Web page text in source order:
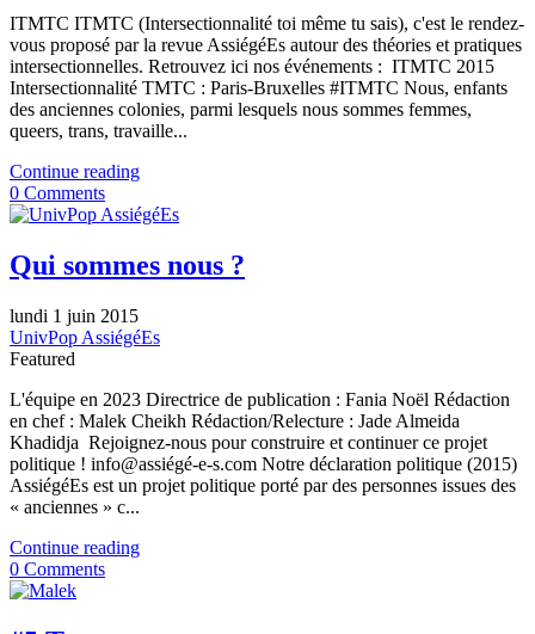
ITMTC ITMTC (Intersectionnalité toi même tu sais), c'est le rendez-
vous proposé par la revue AssiégéEs autour des théories et pratiques
intersectionnelles. Retrouvez ici nos événements : ITMTC 2015
Intersectionnalité TMTC : Paris-Bruxelles #ITMTC Nous, enfants
des anciennes colonies, parmi lesquels nous sommes femmes,
queers, trans, travaille...
Continue reading
0 Comments
Qui sommes nous ?
lundi 1 juin 2015
UnivPop AssiégéEs
Featured
L'équipe en 2023 Directrice de publication : Fania Noël Rédaction
en chef : Malek Cheikh Rédaction/Relecture : Jade Almeida
Khadidja Rejoignez-nous pour construire et continuer ce projet
politique ! info@assiégé-e-s.com Notre déclaration politique (2015)
AssiégéEs est un projet politique porté par des personnes issues des
« anciennes » c...
Continue reading
0 Comments